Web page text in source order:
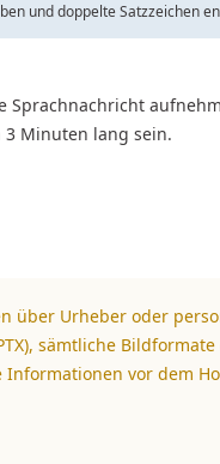
und doppelte Satzzeichen
Sprachnachricht
3 Minuten lang sein.
über Urheber oder
sämtliche Bildformate
Informationen vor dem